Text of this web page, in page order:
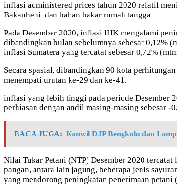
inflasi administered prices tahun 2020 relatif
Bakauheni, dan bahan bakar rumah tangga.
Pada Desember 2020, inflasi IHK mengalami
dibandingkan bulan sebelumnya sebesar 0,12%
inflasi Sumatera yang tercatat sebesar 0,72%
Secara spasial, dibandingkan 90 kota
menempati urutan ke-29 dan ke-41.
inflasi yang lebih tinggi pada periode Desember
perhiasan dengan andil masing-masing sebesar
BACA JUGA: Kanwil DJP Bengkulu dan
Nilai Tukar Petani (NTP) Desember 2020
pangan, antara lain jagung, beberapa jenis
yang mendorong peningkatan penerimaan